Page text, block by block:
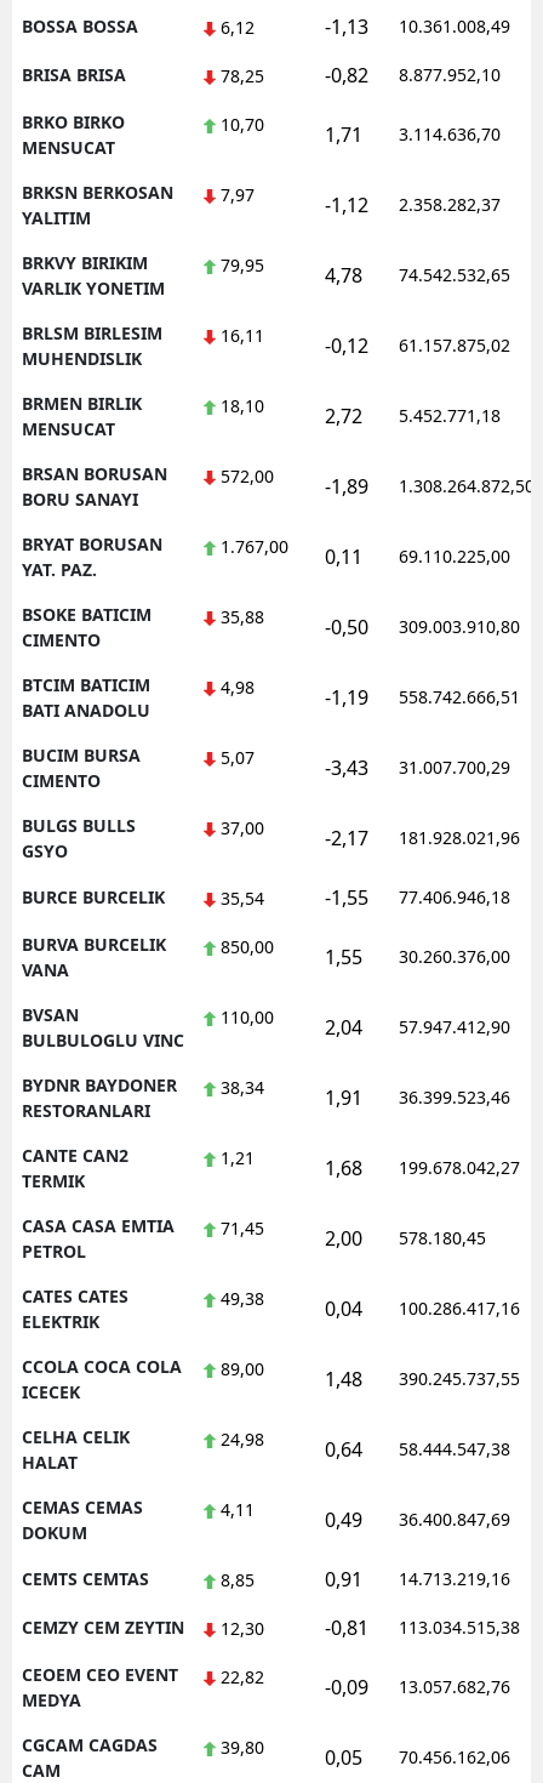
BOSSA BOSSA 6,12 -1,13 10.361.008,49
BRISA BRISA 78,25 -0,82 8.877.952,10
BRKO BIRKO
MENSUCAT
10,70 1,71 3.114.636,70
BRKSN BERKOSAN
YALITIM
7,97 -1,12 2.358.282,37
BRKVY BIRIKIM
VARLIK YONETIM
79,95 4,78 74.542.532,65
BRLSM BIRLESIM
MUHENDISLIK
16,11 -0,12 61.157.875,02
BRMEN BIRLIK
MENSUCAT
18,10 2,72 5.452.771,18
BRSAN BORUSAN
BORU SANAYI
572,00 -1,89 1.308.264.872,50
BRYAT BORUSAN
YAT. PAZ.
1.767,00 0,11 69.110.225,00
BSOKE BATICIM
CIMENTO
35,88 -0,50 309.003.910,80
BTCIM BATICIM
BATI ANADOLU
4,98 -1,19 558.742.666,51
BUCIM BURSA
CIMENTO
5,07 -3,43 31.007.700,29
BULGS BULLS
GSYO
37,00 -2,17 181.928.021,96
BURCE BURCELIK 35,54 -1,55 77.406.946,18
BURVA BURCELIK
VANA
850,00 1,55 30.260.376,00
BVSAN
BULBULOGLU VINC
110,00 2,04 57.947.412,90
BYDNR BAYDONER
RESTORANLARI
38,34 1,91 36.399.523,46
CANTE CAN2
TERMIK
1,21 1,68 199.678.042,27
CASA CASA EMTIA
PETROL
71,45 2,00 578.180,45
CATES CATES
ELEKTRIK
49,38 0,04 100.286.417,16
CCOLA COCA COLA
ICECEK
89,00 1,48 390.245.737,55
CELHA CELIK
HALAT
24,98 0,64 58.444.547,38
CEMAS CEMAS
DOKUM
4,11 0,49 36.400.847,69
CEMTS CEMTAS 8,85 0,91 14.713.219,16
CEMZY CEM ZEYTIN 12,30 -0,81 113.034.515,38
CEOEM CEO EVENT
MEDYA
22,82 -0,09 13.057.682,76
CGCAM CAGDAS
CAM
39,80 0,05 70.456.162,06